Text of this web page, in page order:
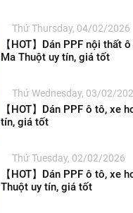
Thứ Thursday, 04/02/2026
【HOT】Dán PPF nội thất
Ma Thuột uy tín, giá tốt
Thứ Wednesday, 03/02/
【HOT】Dán PPF ô tô, xe
tín, giá tốt
Thứ Tuesday, 02/02/2026
【HOT】Dán PPF ô tô, xe
Thuột uy tín, giá tốt